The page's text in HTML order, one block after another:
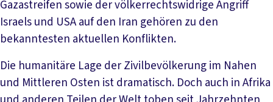
Gazastreifen sowie der völkerrechtswidrige Angriff
Israels und USA auf den Iran gehören zu den
bekanntesten aktuellen Konflikten.
Die humanitäre Lage der Zivilbevölkerung im Nahen
und Mittleren Osten ist dramatisch. Doch auch in Afrika